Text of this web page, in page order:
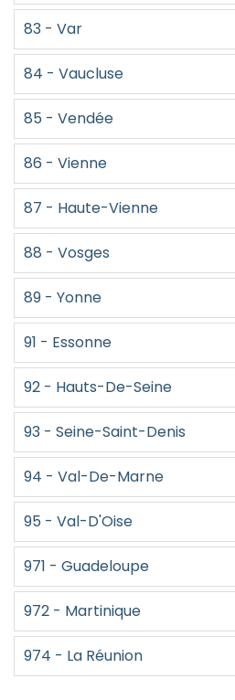
83 - Var
84 - Vaucluse
85 - Vendée
86 - Vienne
87 - Haute-Vienne
88 - Vosges
89 - Yonne
91 - Essonne
92 - Hauts-De-Seine
93 - Seine-Saint-Denis
94 - Val-De-Marne
95 - Val-D'Oise
971 - Guadeloupe
972 - Martinique
974 - La Réunion